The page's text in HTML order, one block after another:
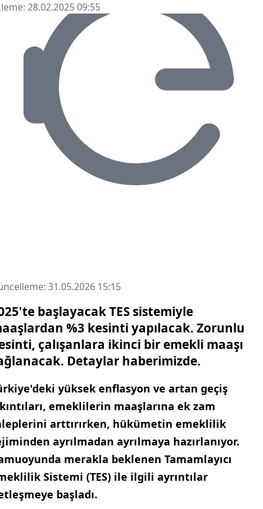
28.02.2025 09:55
31.05.2026 15:15
başlayacak TES sistemiyle
%3 kesinti yapılacak. Zorunlu
çalışanlara ikinci bir emekli maaşı
Detaylar haberimizde.
yüksek enflasyon ve artan geçiş
emeklilerin maaşlarına ek zam
arttırırken, hükümetin emeklilik
ayrılmadan ayrılmaya hazırlanıyor.
merakla beklenen Tamamlayıcı
Sistemi (TES) ile ilgili ayrıntılar
başladı.